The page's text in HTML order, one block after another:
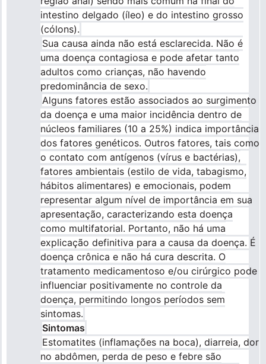
intestino delgado (íleo) e do intestino grosso
(cólons).
Sua causa ainda não está esclarecida. Não é
uma doença contagiosa e pode afetar tanto
adultos como crianças, não havendo
predominância de sexo.
Alguns fatores estão associados ao surgimento
da doença e uma maior incidência dentro de
núcleos familiares (10 a 25%) indica importância
dos fatores genéticos. Outros fatores, tais como
o contato com antígenos (vírus e bactérias),
fatores ambientais (estilo de vida, tabagismo,
hábitos alimentares) e emocionais, podem
representar algum nível de importância em sua
apresentação, caracterizando esta doença
como multifatorial. Portanto, não há uma
explicação definitiva para a causa da doença. É
doença crônica e não há cura descrita. O
tratamento medicamentoso e/ou cirúrgico pode
influenciar positivamente no controle da
doença, permitindo longos períodos sem
sintomas.
Sintomas
Estomatites (inflamações na boca), diarreia, dor
no abdômen, perda de peso e febre são